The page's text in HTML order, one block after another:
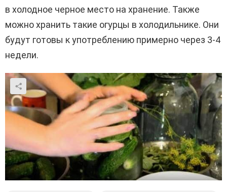
в холодное черное место на хранение. Также
можно хранить такие огурцы в холодильнике. Они
будут готовы к употреблению примерно через 3-4
недели.